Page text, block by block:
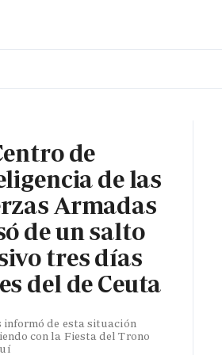
de
de las
Armadas
de un salto
tres días
del de Ceuta
informó de esta situación
con la Fiesta del Trono